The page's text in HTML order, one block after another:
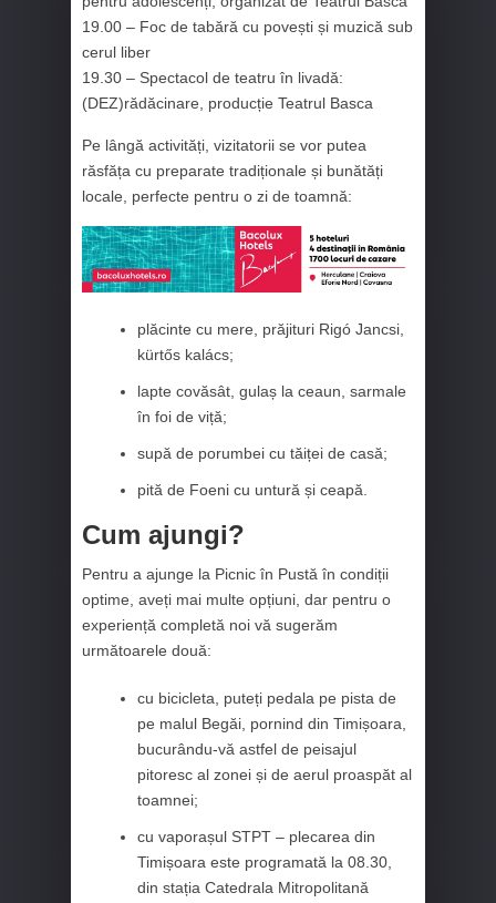
19.00 – Foc de tabără cu povești și muzică sub
cerul liber
19.30 – Spectacol de teatru în livadă:
(DEZ)rădăcinare, producție Teatrul Basca
Pe lângă activități, vizitatorii se vor putea
răsfăța cu preparate tradiționale și bunătăți
locale, perfecte pentru o zi de toamnă:
plăcinte cu mere, prăjituri Rigó Jancsi,
kürtős kalács;
lapte covăsât, gulaș la ceaun, sarmale
în foi de viță;
supă de porumbei cu tăiței de casă;
pită de Foeni cu untură și ceapă.
Cum ajungi?
Pentru a ajunge la Picnic în Pustă în condiții
optime, aveți mai multe opțiuni, dar pentru o
experiență completă noi vă sugerăm
următoarele două:
cu bicicleta, puteți pedala pe pista de
pe malul Begăi, pornind din Timișoara,
bucurându-vă astfel de peisajul
pitoresc al zonei și de aerul proaspăt al
toamnei;
cu vaporașul STPT – plecarea din
Timișoara este programată la 08.30,
din stația Catedrala Mitropolitană